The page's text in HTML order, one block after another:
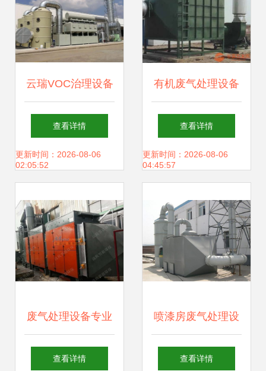
云瑞VOC治理设备
材料 科技赋能，守
护蓝天白云
查看详情
更新时间：2026-08-06
02:05:52
有机废气处理设备
守护蓝天白云的环
保利器
查看详情
更新时间：2026-08-06
04:45:57
废气处理设备专业
供应商 助力绿色工
查看详情
喷漆房废气处理设
备厂家直销供应 高
查看详情